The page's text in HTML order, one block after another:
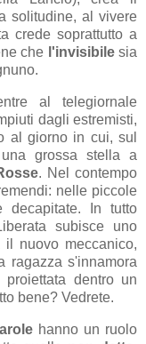
solitudine, al vivere
crede soprattutto a
che l'invisibilesia
al telegiornale
dagli estremisti,
al giorno in cui, sul
grossa stella a
. Nel contempo
nelle piccole
decapitate. In tutto
subisce uno
nuovo meccanico,
ragazza s'innamora
dentro un
bene? Vedrete.
hanno un ruolo